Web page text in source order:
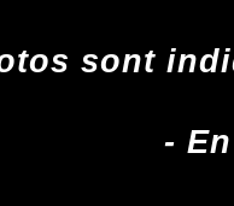
sont
-